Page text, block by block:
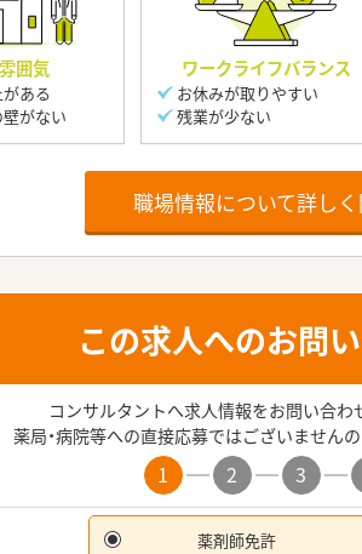
囲気
ある
がない
ワークライフバランス
お休みが取りやすい
残業が少ない
職場情報について詳しく
この求人へのお問
コンサルタントへ求人情報をお問い合わ
薬局・病院等への直接応募ではございませんの
1 2 3
薬剤師免許